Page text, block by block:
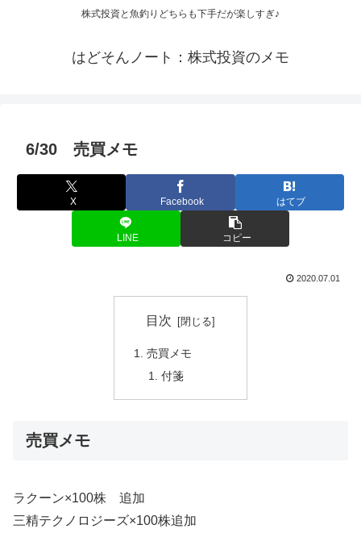
株式投資と魚釣りどちらも下手だが楽しすぎ♪
はどそんノート：株式投資のメモ
6/30 売買メモ
X Facebook はてブ
LINE コピー
2020.07.01
目次
売買メモ
付箋
売買メモ
ラクーン×100株 追加
三精テクノロジーズ×100株追加